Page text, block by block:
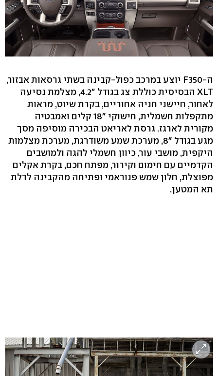
ה-F350 יוצע במרכב כפול-קבינה בשתי גרסאות אבזור,
XLT הבסיסית כוללת צג בגודל "4.2, מצלמת נסיעה
לאחור, חיישני חניה אחוריים, בקרת שיוט, מראות
מתקפלות חשמלית, חישוקי "18 קלים ואמבטיה
מקורית לארגז. גרסת לאריאט הבכירה מוסיפה מסך
מגע בגודל "8, מערכת שמע משודרגת, מערכת מצלמות
היקפית, מושבי עור, כיוון חשמלי להגה ולמושבים
הקדמיים עם חימום וקירור, מפתח חכם, בקרת אקלים
מפוצלת, חלון שמש פנוראמי ופתיחה מהקבינה לדלת
תא המטען.